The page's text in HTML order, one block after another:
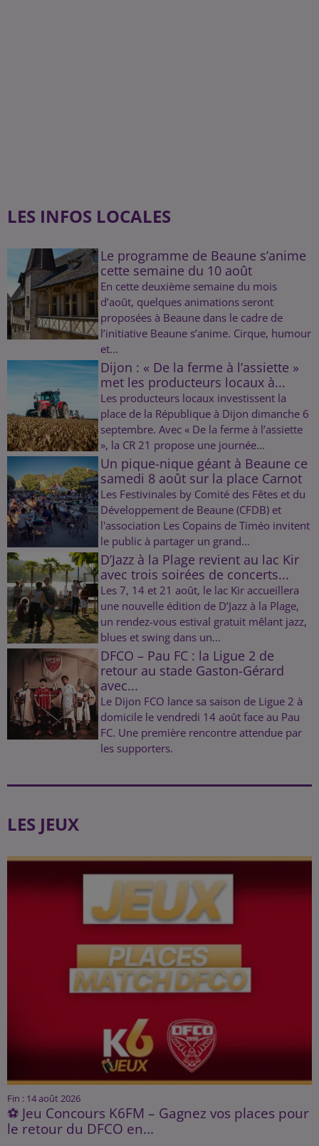
LES INFOS LOCALES
Le programme de Beaune s’anime
cette semaine du 10 août
En cette deuxième semaine du mois
d’août, quelques animations seront
proposées à Beaune dans le cadre de
l’initiative Beaune s’anime. Cirque, humour
et...
Dijon : « De la ferme à l’assiette »
met les producteurs locaux à...
Les producteurs locaux investissent la
place de la République à Dijon dimanche 6
septembre. Avec « De la ferme à l’assiette
», la CR 21 propose une journée...
Un pique-nique géant à Beaune ce
samedi 8 août sur la place Carnot
Les Festivinales by Comité des Fêtes et du
Développement de Beaune (CFDB) et
l'association Les Copains de Timéo invitent
le public à partager un grand...
D’Jazz à la Plage revient au lac Kir
avec trois soirées de concerts...
Les 7, 14 et 21 août, le lac Kir accueillera
une nouvelle édition de D’Jazz à la Plage,
un rendez-vous estival gratuit mêlant jazz,
blues et swing dans un...
DFCO – Pau FC : la Ligue 2 de
retour au stade Gaston-Gérard
avec...
Le Dijon FCO lance sa saison de Ligue 2 à
domicile le vendredi 14 août face au Pau
FC. Une première rencontre attendue par
les supporters.
LES JEUX
Fin : 14 août 2026
⚽ Jeu Concours K6FM – Gagnez vos places pour
le retour du DFCO en...